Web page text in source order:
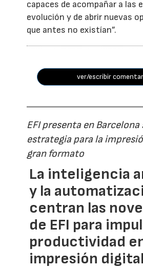
capaces de acompañar a las
evolución y de abrir nuevas
que antes no existían”.
ver/escribir
EFI presenta en Barcelona
estrategia para la
gran formato
La inteligencia
y la
centran las
de EFI para
productividad
impresión digital